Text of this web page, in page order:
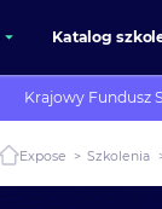
Katalog
Krajowy Fundusz
Expose > Szkolenia